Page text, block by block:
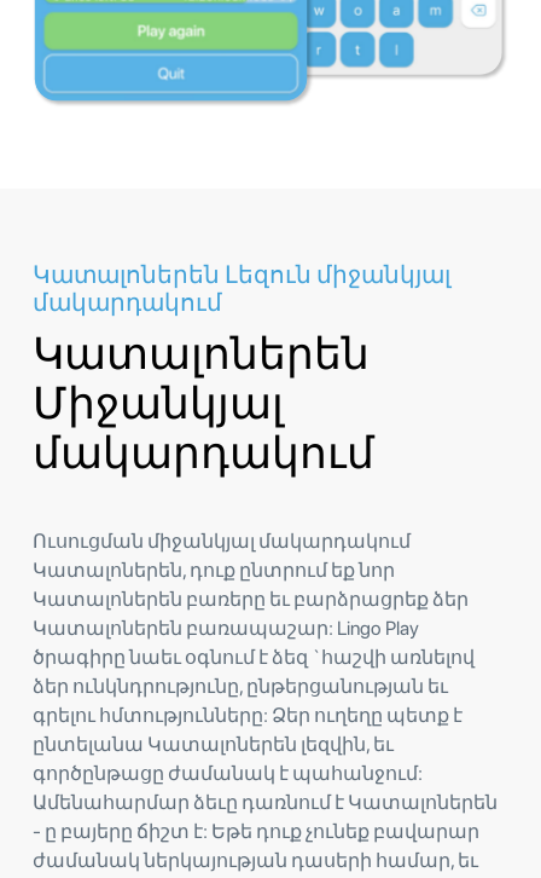
Կատալոներեն Լեզուն միջանկյալ
մակարդակում
Կատալոներեն
Միջանկյալ
մակարդակում
Ուսուցման միջանկյալ մակարդակում
Կատալոներեն, դուք ընտրում եք նոր
Կատալոներեն բառերը եւ բարձրացրեք ձեր
Կատալոներեն բառապաշար: Lingo Play
ծրագիրը նաեւ օգնում է ձեզ `հաշվի առնելով
ձեր ունկնդրությունը, ընթերցանության եւ
գրելու հմտությունները: Ձեր ուղեղը պետք է
ընտելանա Կատալոներեն լեզվին, եւ
գործընթացը ժամանակ է պահանջում:
Ամենահարմար ձեւը դառնում է Կատալոներեն
- ը բայերը ճիշտ է: Եթե ​​դուք չունեք բավարար
ժամանակ ներկայության դասերի համար, եւ